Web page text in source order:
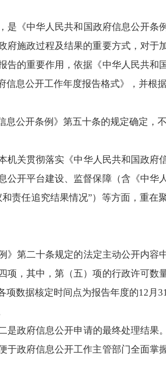
中华人民共和国政府信息公开条例》情况进
监督保障（含《中华人民共和国政府信息公
情况”）等方面，重在聚焦主题、简明客观，
点为报告年度的12月31日。
申请的最终处理结果。此项内容重在数据准
工作主管部门全面掌握工作动态，使社会各
况；二是政府信息公开行政诉讼处理结果情
形，分别是“未经复议直接起诉”和“复议后起
件数量，不计算行政复议机关的案件数量。
衍了事甚至年年雷同现象。
专门要求通过年度报告予以报告的事项。
费的情况，在此处专门报告。